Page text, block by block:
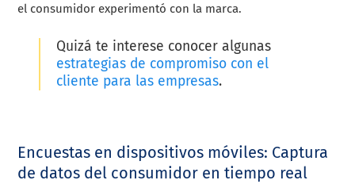
el consumidor experimentó con la marca.
Quizá te interese conocer algunas
estrategias de compromiso con el
cliente para las empresas.
Encuestas en dispositivos móviles: Captura
de datos del consumidor en tiempo real